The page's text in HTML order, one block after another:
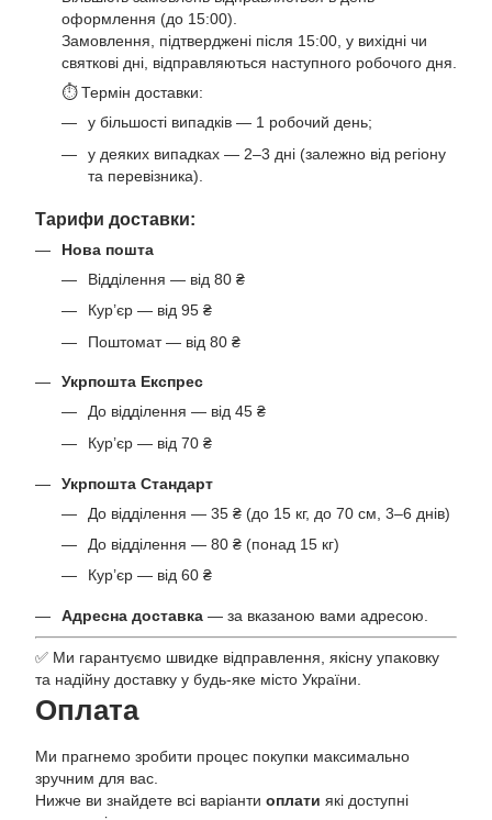
оформлення (до 15:00).
Замовлення, підтверджені після 15:00, у вихідні чи
святкові дні, відправляються наступного робочого дня.
⏱ Термін доставки:
у більшості випадків — 1 робочий день;
у деяких випадках — 2–3 дні (залежно від регіону
та перевізника).
Тарифи доставки:
Нова пошта
Відділення — від 80 ₴
Кур’єр — від 95 ₴
Поштомат — від 80 ₴
Укрпошта Експрес
До відділення — від 45 ₴
Кур’єр — від 70 ₴
Укрпошта Стандарт
До відділення — 35 ₴ (до 15 кг, до 70 см, 3–6 днів)
До відділення — 80 ₴ (понад 15 кг)
Кур’єр — від 60 ₴
Адресна доставка — за вказаною вами адресою.
✅ Ми гарантуємо швидке відправлення, якісну упаковку
та надійну доставку у будь-яке місто України.
Оплата
Ми прагнемо зробити процес покупки максимально
зручним для вас.
Нижче ви знайдете всі варіанти оплати які доступні